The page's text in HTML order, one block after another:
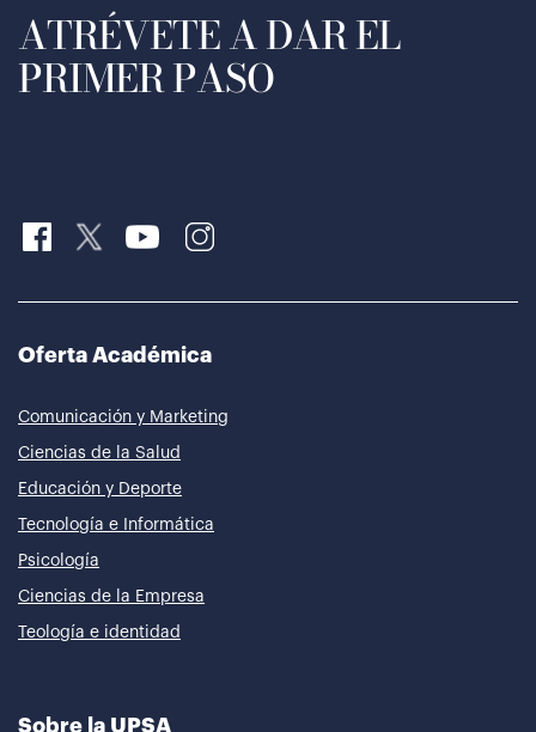
ATRÉVETE A DAR EL
PRIMER PASO
Oferta Académica
Comunicación y Marketing
Ciencias de la Salud
Educación y Deporte
Tecnología e Informática
Psicología
Ciencias de la Empresa
Teología e identidad
Sobre la UPSA